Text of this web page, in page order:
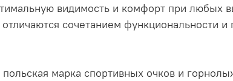
видимость и комфорт при любых
сочетанием функциональности и
польская марка спортивных очков и